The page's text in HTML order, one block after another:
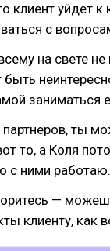
клиент уйдет
с
на свете
быть
заниматься
партнеров, ты
то, а Коля
с ними работаю.
—
клиенту, как